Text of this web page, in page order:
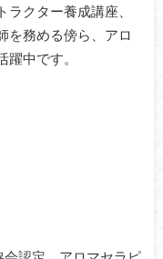
クター養成講座、
を務める傍ら、アロ
中です。